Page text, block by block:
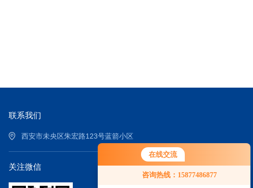
在线交流
咨询热线：15877486877
联系我们
西安市未央区朱宏路123号蓝箭小区
关注微信